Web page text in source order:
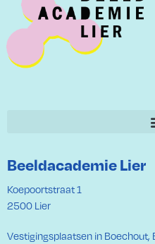
Beeldacademie Lier
Koepoortstraat 1
2500 Lier
Vestigingsplaatsen in Boechout,